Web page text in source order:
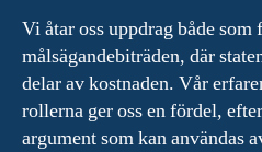
Vi åtar oss uppdrag både
målsägandebiträden, där
delar av kostnaden. Vår
rollerna ger oss en fördel,
argument som kan användas